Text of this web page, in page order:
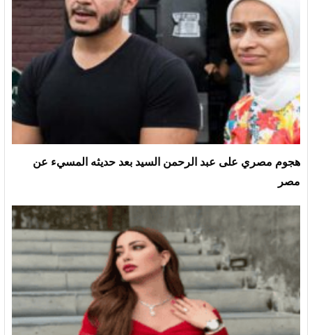
هجوم مصري على عبد الرحمن السيد بعد حديثه المسيء عن
مصر